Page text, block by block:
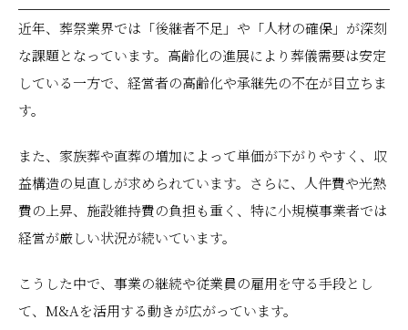
近年、葬祭業界では「後継者不足」や「人材の確保」が深刻
な課題となっています。高齢化の進展により葬儀需要は安定
している一方で、経営者の高齢化や承継先の不在が目立ちま
す。
また、家族葬や直葬の増加によって単価が下がりやすく、収
益構造の見直しが求められています。さらに、人件費や光熱
費の上昇、施設維持費の負担も重く、特に小規模事業者では
経営が厳しい状況が続いています。
こうした中で、事業の継続や従業員の雇用を守る手段とし
て、M&Aを活用する動きが広がっています。